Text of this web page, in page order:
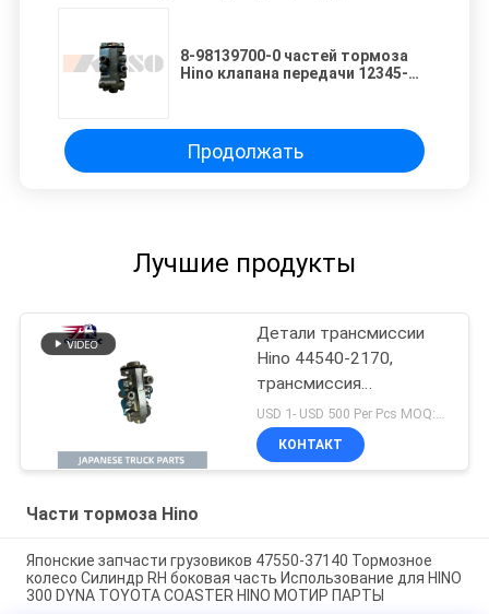
8-98139700-0 частей тормоза
Hino клапана передачи 12345-
Продолжать
Лучшие продукты
Детали трансмиссии
Hino 44540-2170,
трансмиссия
регулирующего клапана
с высоким низким
уровнем для HINO 500
USD 1- USD 500 Per Pcs MOQ:1 шт.
КОНТАКТ
Части тормоза Hino
Японские запчасти грузовиков 47550-37140 Тормозное
колесо Силиндр RH боковая часть Использование для HINO
300 DYNA TOYOTA COASTER HINO МОТИР ПАРТЫ